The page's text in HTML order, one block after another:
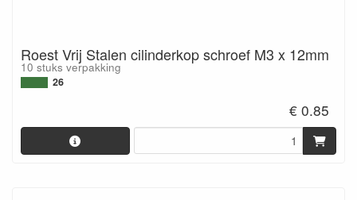
Roest Vrij Stalen cilinderkop schroef M3 x 12mm
10 stuks verpakking
26
€ 0.85